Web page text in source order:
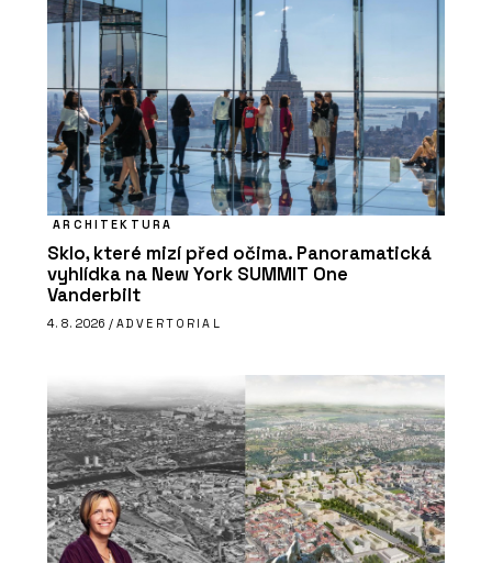
ARCHITEKTURA
Sklo, které mizí před očima. Panoramatická
vyhlídka na New York SUMMIT One
Vanderbilt
4. 8. 2026 / ADVERTORIAL